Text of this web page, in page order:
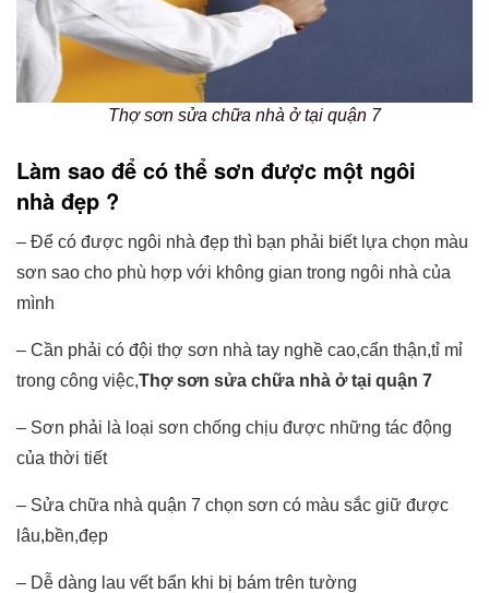
Thợ sơn sửa chữa nhà ở tại quận 7
Làm sao để có thể sơn được một ngôi
nhà đẹp ?
– Để có được ngôi nhà đẹp thì bạn phải biết lựa chọn màu
sơn sao cho phù hợp với không gian trong ngôi nhà của
mình
– Cần phải có đội thợ sơn nhà tay nghề cao,cẩn thận,tỉ mỉ
trong công việc,Thợ sơn sửa chữa nhà ở tại quận 7
– Sơn phải là loại sơn chống chịu được những tác động
của thời tiết
– Sửa chữa nhà quận 7 chọn sơn có màu sắc giữ được
lâu,bền,đẹp
– Dễ dàng lau vết bẩn khi bị bám trên tường